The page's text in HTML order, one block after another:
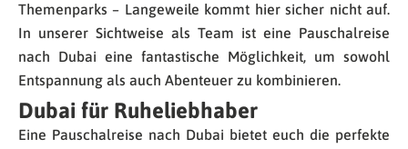
Themenparks – Langeweile kommt hier sicher nicht auf.
In unserer Sichtweise als Team ist eine Pauschalreise
nach Dubai eine fantastische Möglichkeit, um sowohl
Entspannung als auch Abenteuer zu kombinieren.
Dubai für Ruheliebhaber
Eine Pauschalreise nach Dubai bietet euch die perfekte